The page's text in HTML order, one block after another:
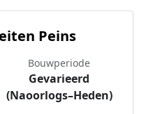
Peins
Bouwperiode
Gevarieerd
(Naoorlogs–Heden)